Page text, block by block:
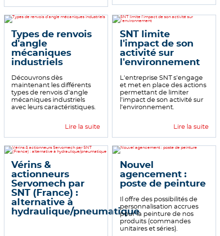
Types de renvois
d'angle
mécaniques
industriels
Découvrons dès
maintenant les différents
types de renvois d’angle
mécaniques industriels
avec leurs caractéristiques.
Lire la suite
SNT limite
l'impact de son
activité sur
l'environnement
L'entreprise SNT s’engage
et met en place des actions
permettant de limiter
l’impact de son activité sur
l’environnement.
Lire la suite
Vérins &
actionneurs
Servomech par
SNT (France) :
alternative à
hydraulique/pneumatique
Nouvel
agencement :
poste de peinture
Il offre des possibilités de
personnalisation accrues
pour la peinture de nos
produits (commandes
unitaires et séries).